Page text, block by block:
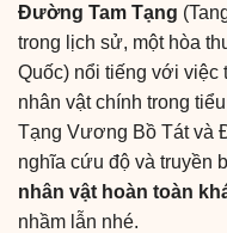
Đường Tam Tạng
trong lịch sử, một hòa
Quốc) nổi tiếng với việc
nhân vật chính trong
Tạng Vương Bồ Tát và
nghĩa cứu độ và truyền
nhân vật hoàn toàn
nhầm lẫn nhé.